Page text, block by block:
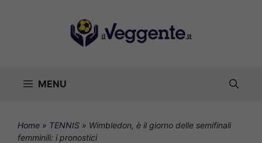
MENU
Home » TENNIS » Wimbledon, è il giorno delle semifinali
femminili: i pronostici